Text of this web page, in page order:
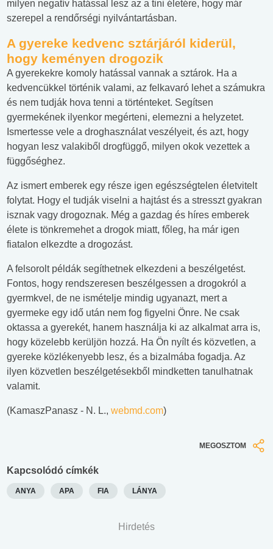
milyen negatív hatással lesz az a tini életére, hogy már
szerepel a rendőrségi nyilvántartásban.
A gyereke kedvenc sztárjáról kiderül,
hogy keményen drogozik
A gyerekekre komoly hatással vannak a sztárok. Ha a
kedvencükkel történik valami, az felkavaró lehet a számukra
és nem tudják hova tenni a történteket. Segítsen
gyermekének ilyenkor megérteni, elemezni a helyzetet.
Ismertesse vele a droghasználat veszélyeit, és azt, hogy
hogyan lesz valakiből drogfüggő, milyen okok vezettek a
függőséghez.
Az ismert emberek egy része igen egészségtelen életvitelt
folytat. Hogy el tudják viselni a hajtást és a stresszt gyakran
isznak vagy drogoznak. Még a gazdag és híres emberek
élete is tönkremehet a drogok miatt, főleg, ha már igen
fiatalon elkezdte a drogozást.
A felsorolt példák segíthetnek elkezdeni a beszélgetést.
Fontos, hogy rendszeresen beszélgessen a drogokról a
gyermkvel, de ne ismételje mindig ugyanazt, mert a
gyermeke egy idő után nem fog figyelni Önre. Ne csak
oktassa a gyerekét, hanem használja ki az alkalmat arra is,
hogy közelebb kerüljön hozzá. Ha Ön nyílt és közvetlen, a
gyereke közlékenyebb lesz, és a bizalmába fogadja. Az
ilyen közvetlen beszélgetésekből mindketten tanulhatnak
valamit.
(KamaszPanasz - N. L., webmd.com)
MEGOSZTOM
Kapcsolódó címkék
ANYA APA FIA LÁNYA
Hirdetés